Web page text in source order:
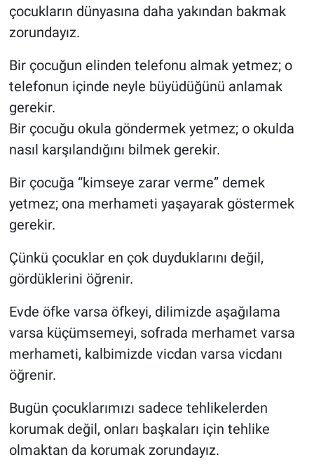
çocukların dünyasına daha yakından bakmak
zorundayız.
Bir çocuğun elinden telefonu almak yetmez; o
telefonun içinde neyle büyüdüğünü anlamak
gerekir.
Bir çocuğu okula göndermek yetmez; o okulda
nasıl karşılandığını bilmek gerekir.
Bir çocuğa “kimseye zarar verme” demek
yetmez; ona merhameti yaşayarak göstermek
gerekir.
Çünkü çocuklar en çok duyduklarını değil,
gördüklerini öğrenir.
Evde öfke varsa öfkeyi, dilimizde aşağılama
varsa küçümsemeyi, sofrada merhamet varsa
merhameti, kalbimizde vicdan varsa vicdanı
öğrenir.
Bugün çocuklarımızı sadece tehlikelerden
korumak değil, onları başkaları için tehlike
olmaktan da korumak zorundayız.